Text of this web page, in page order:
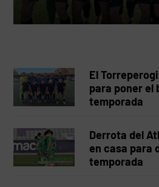
El
para poner el
temporada
Derrota del
en casa para
temporada